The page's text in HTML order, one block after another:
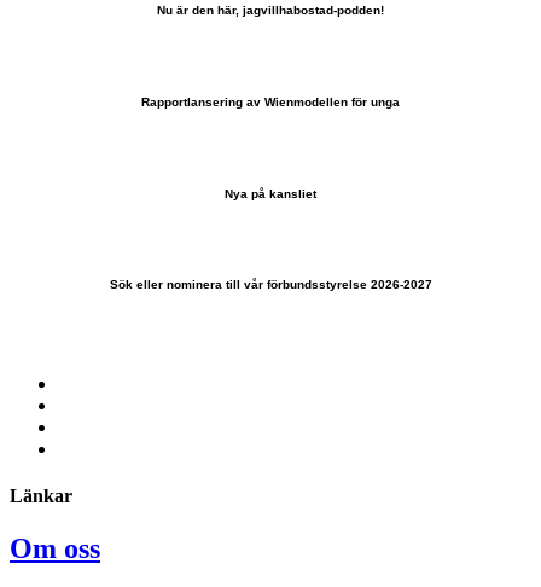
Nu är den här, jagvillhabostad-podden!
Rapportlansering av Wienmodellen för unga
Nya på kansliet
Sök eller nominera till vår förbundsstyrelse 2026-2027
Länkar
Om oss